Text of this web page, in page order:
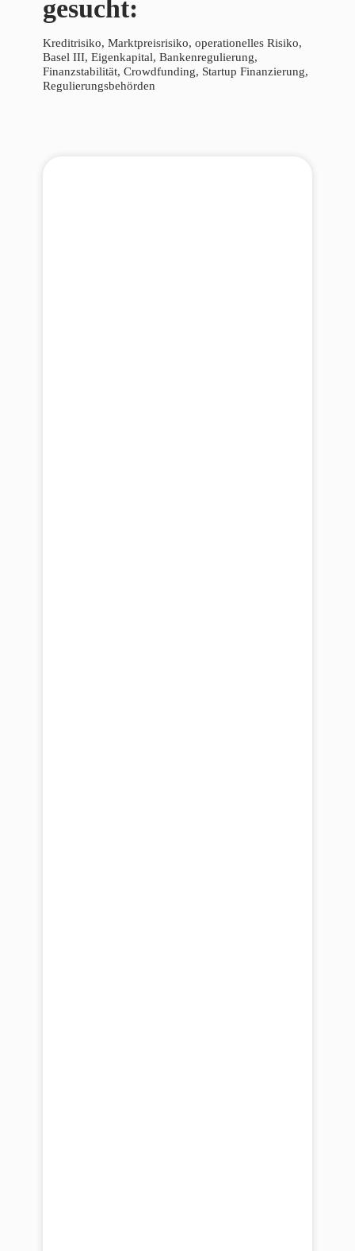
gesucht:
Kreditrisiko, Marktpreisrisiko, operationelles Risiko,
Basel III, Eigenkapital, Bankenregulierung,
Finanzstabilität, Crowdfunding, Startup Finanzierung,
Regulierungsbehörden